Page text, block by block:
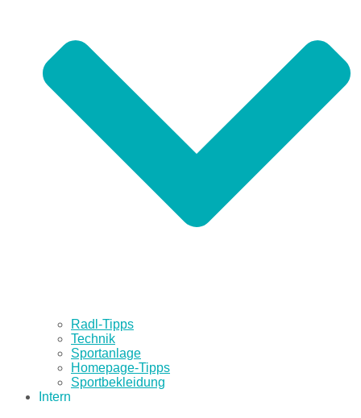
Radl-Tipps
Technik
Sportanlage
Homepage-Tipps
Sportbekleidung
Intern